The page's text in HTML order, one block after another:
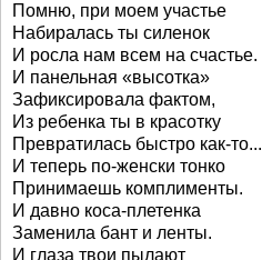
Помню, при моем участье
Набиралась ты силенок
И росла нам всем на счастье.
И панельная «высотка»
Зафиксировала фактом,
Из ребенка ты в красотку
Превратилась быстро как-то...
И теперь по-женски тонко
Принимаешь комплименты.
И давно коса-плетенка
Заменила бант и ленты.
И глаза твои пылают